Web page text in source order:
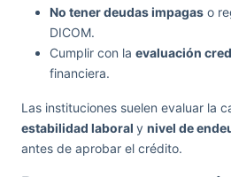
No tener deudas impagas o
DICOM.
Cumplir con la evaluación
financiera.
Las instituciones suelen evaluar la
estabilidad laboral y nivel de
antes de aprobar el crédito.